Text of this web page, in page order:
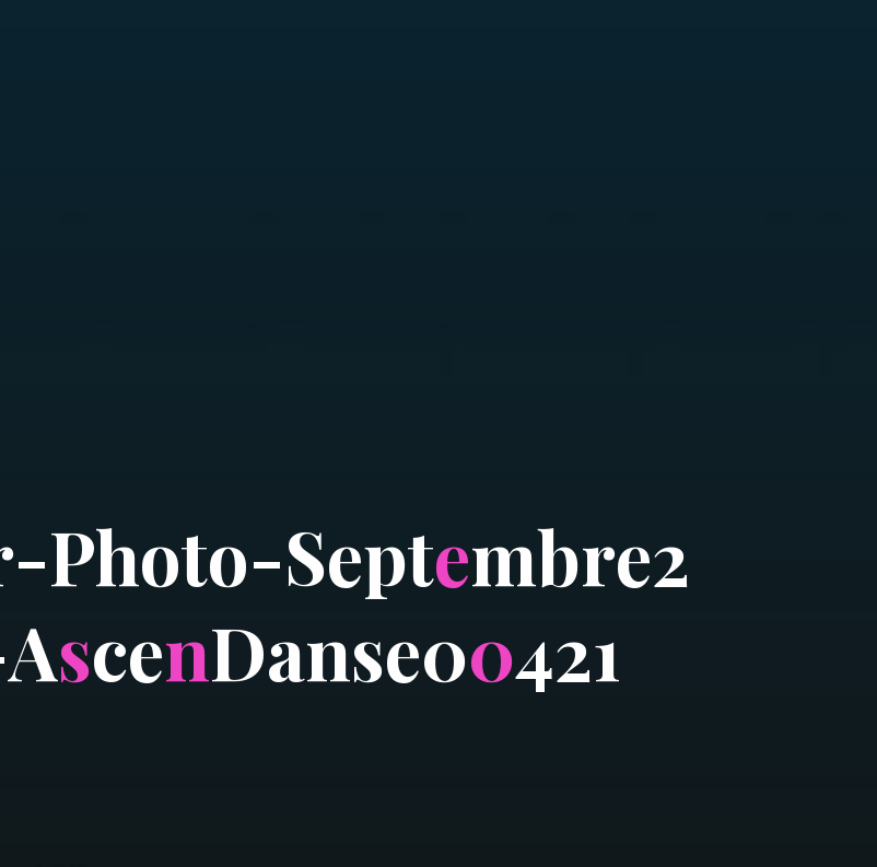
-Photo-Septembre2
AscenDanse00421